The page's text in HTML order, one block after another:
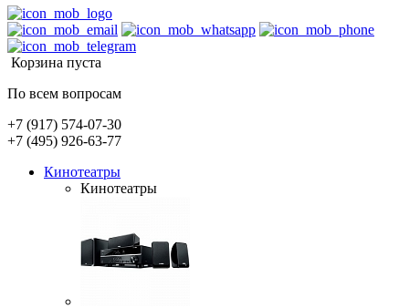
Корзина пуста
По всем вопросам
+7 (917) 574-07-30
+7 (495) 926-63-77
Кинотеатры
Кинотеатры